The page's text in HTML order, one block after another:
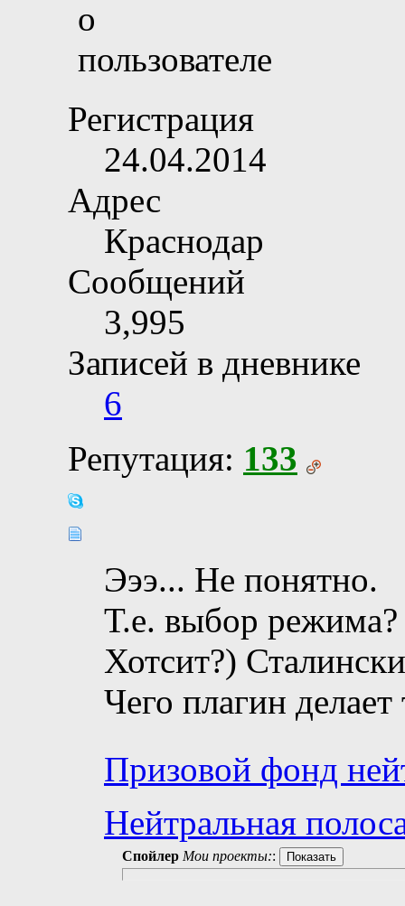
Регистрация
24.04.2014
Адрес
Краснодар
Сообщений
3,995
Записей в дневнике
6
Репутация: 133
Эээ... Не понятно.
Т.е. выбор
Хотсит?)
Чего плагин делает
Призовой фонд
Нейтральная
Спойлер Мои проекты::